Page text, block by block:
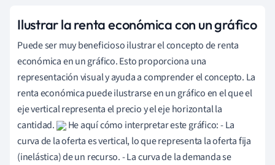
Ilustrar la renta económica con un gráfico
Puede ser muy beneficioso ilustrar el concepto de renta
económica en un gráfico. Esto proporciona una
representación visual y ayuda a comprender el concepto. La
renta económica puede ilustrarse en un gráfico en el que el
eje vertical representa el precio y el eje horizontal la
cantidad.
He aquí cómo interpretar este gráfico: - La
curva de la oferta es vertical, lo que representa la oferta fija
(inelástica) de un recurso. - La curva de la demanda se